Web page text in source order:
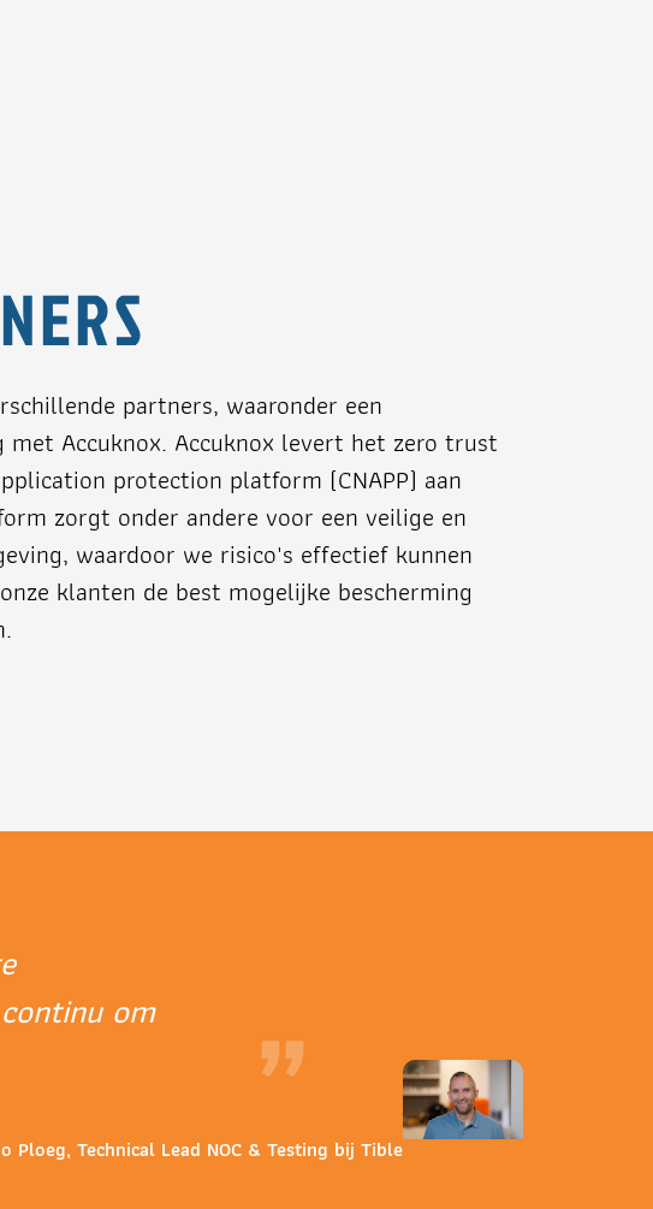
partners, waaronder een
met Accuknox. Accuknox levert het zero trust
protection platform (CNAPP) aan
zorgt onder andere voor een veilige en
waardoor we risico's effectief kunnen
klanten de best mogelijke bescherming
om
”
Ploeg, Technical Lead NOC & Testing bij Tible